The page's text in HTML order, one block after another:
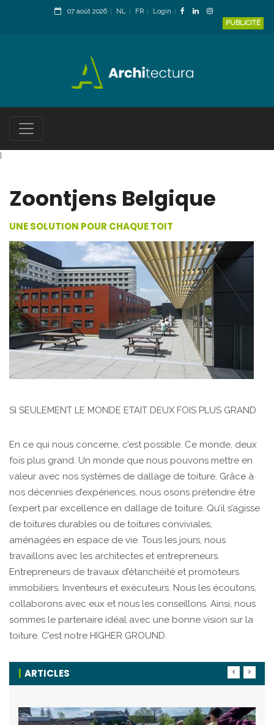
07 août 2026 NL FR
Login
PUBLICITÉ
}
Zoontjens Belgique
UNE SOLUTION POUR CHAQUE TOIT
SI SEULEMENT LE MONDE ETAIT DEUX FOIS PLUS GRAND
En ce qui nous concerne, c’est possible. Ce monde, deux
fois plus grand. Un monde que nous pouvons mettre en
valeur avec nos systèmes de dallage de toiture. Grâce à
nos décennies d’expériences, nous osons prétendre être
l’expert par excellence en dallage de toiture. Qu’il s’agisse
de toitures durables ou de toitures conviviales,
aménagées en espace de vie. Tous les jours, nous
travaillons avec les architectes et entrepreneurs.
Entrepreneurs de travaux d’étanchéité et promoteurs
immobiliers. Inventeurs et exécuteurs. Nous les écoutons,
collaborons avec eux et nous les conseillons. Ainsi, nous
sommes le partenaire idéal avec une bonne vision sur la
toiture. C’est notre HIGHER GROUND.
ARTICLES